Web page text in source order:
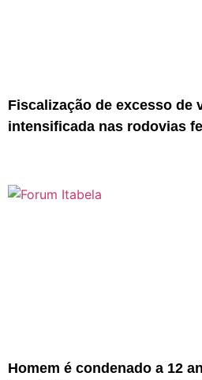
Fiscalização de excesso de
intensificada nas rodovias
Homem é condenado a 12